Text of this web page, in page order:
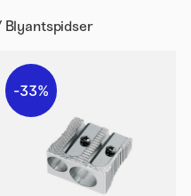
Blyantspidser
33%